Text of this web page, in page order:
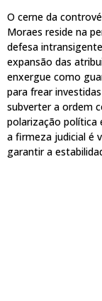
O cerne da
Moraes reside na
defesa
expansão das
enxergue como
para frear
subverter a ordem
polarização política
a firmeza judicial é
garantir a